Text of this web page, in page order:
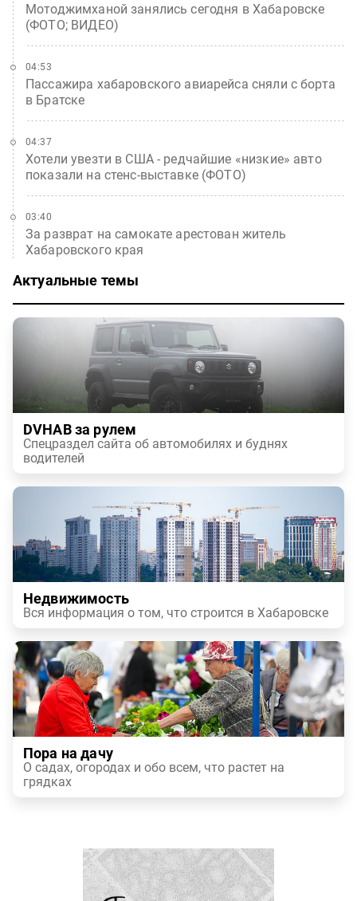
Мотоджимханой занялись сегодня в Хабаровске
(ФОТО; ВИДЕО)
Пассажира хабаровского авиарейса сняли с борта
в Братске
04:53
Хотели увезти в США - редчайшие «низкие» авто
показали на стенс-выставке (ФОТО)
04:37
За разврат на самокате арестован житель
Хабаровского края
03:40
Актуальные темы
DVHAB за рулем
Спецраздел сайта об автомобилях и буднях
водителей
Недвижимость
Вся информация о том, что строится в Хабаровске
Пора на дачу
О садах, огородах и обо всем, что растет на
грядках